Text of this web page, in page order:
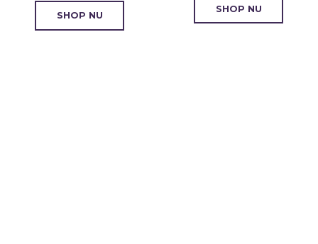
SHOP NU
SHOP NU